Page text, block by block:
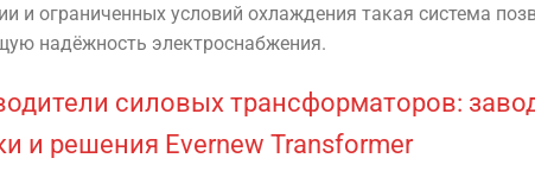
и ограниченных условий охлаждения такая система
надёжность электроснабжения.
силовых трансформаторов:
и решения Evernew Transformer